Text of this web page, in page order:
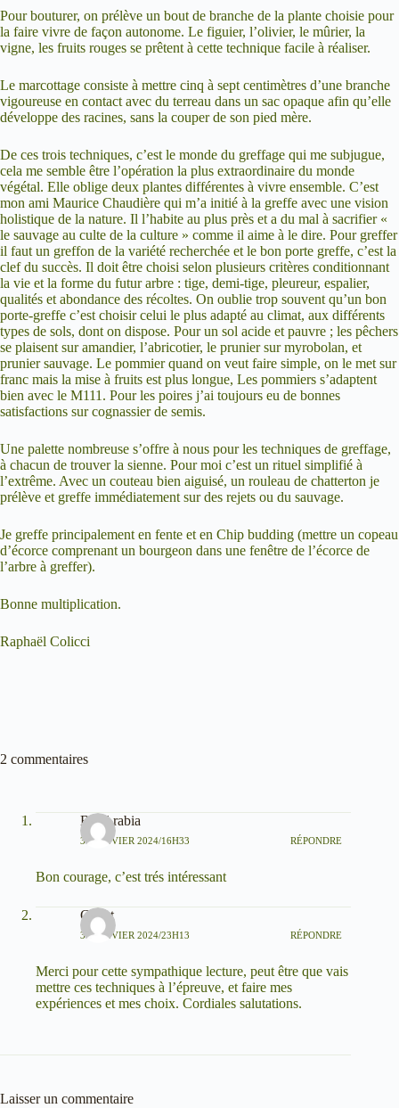
Pour bouturer, on prélève un bout de branche de la plante choisie pour
la faire vivre de façon autonome. Le figuier, l’olivier, le mûrier, la
vigne, les fruits rouges se prêtent à cette technique facile à réaliser.
Le marcottage consiste à mettre cinq à sept centimètres d’une branche
vigoureuse en contact avec du terreau dans un sac opaque afin qu’elle
développe des racines, sans la couper de son pied mère.
De ces trois techniques, c’est le monde du greffage qui me subjugue,
cela me semble être l’opération la plus extraordinaire du monde
végétal. Elle oblige deux plantes différentes à vivre ensemble. C’est
mon ami Maurice Chaudière qui m’a initié à la greffe avec une vision
holistique de la nature. Il l’habite au plus près et a du mal à sacrifier «
le sauvage au culte de la culture » comme il aime à le dire. Pour greffer
il faut un greffon de la variété recherchée et le bon porte greffe, c’est la
clef du succès. Il doit être choisi selon plusieurs critères conditionnant
la vie et la forme du futur arbre : tige, demi-tige, pleureur, espalier,
qualités et abondance des récoltes. On oublie trop souvent qu’un bon
porte-greffe c’est choisir celui le plus adapté au climat, aux différents
types de sols, dont on dispose. Pour un sol acide et pauvre ; les pêchers
se plaisent sur amandier, l’abricotier, le prunier sur myrobolan, et
prunier sauvage. Le pommier quand on veut faire simple, on le met sur
franc mais la mise à fruits est plus longue, Les pommiers s’adaptent
bien avec le M111. Pour les poires j’ai toujours eu de bonnes
satisfactions sur cognassier de semis.
Une palette nombreuse s’offre à nous pour les techniques de greffage,
à chacun de trouver la sienne. Pour moi c’est un rituel simplifié à
l’extrême. Avec un couteau bien aiguisé, un rouleau de chatterton je
prélève et greffe immédiatement sur des rejets ou du sauvage.
Je greffe principalement en fente et en Chip budding (mettre un copeau
d’écorce comprenant un bourgeon dans une fenêtre de l’écorce de
l’arbre à greffer).
Bonne multiplication.
Raphaël Colicci
2 commentaires
Belal rabia
31 JANVIER 2024/16H33 RÉPONDRE
Bon courage, c’est trés intéressant
Copet
31 JANVIER 2024/23H13 RÉPONDRE
Merci pour cette sympathique lecture, peut être que vais
mettre ces techniques à l’épreuve, et faire mes
expériences et mes choix. Cordiales salutations.
Laisser un commentaire